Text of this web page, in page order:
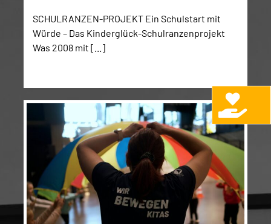
SCHULRANZEN-PROJEKT Ein Schulstart mit
Würde – Das Kinderglück-Schulranzenprojekt
Was 2008 mit [...]